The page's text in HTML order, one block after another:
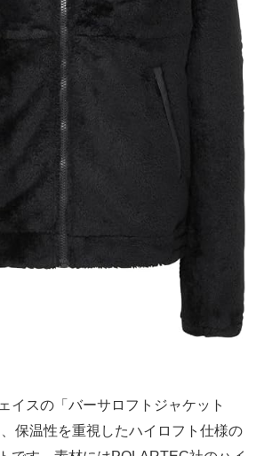
イスの「バーサロフトジャケット
、保温性を重視したハイロフト仕様の